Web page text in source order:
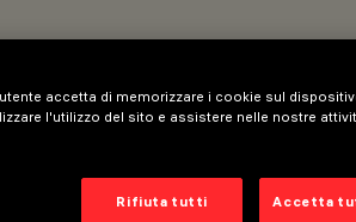
accetta di memorizzare i cookie sul
l'utilizzo del sito e assistere nelle nostre
Rifiuta tutti Accetta